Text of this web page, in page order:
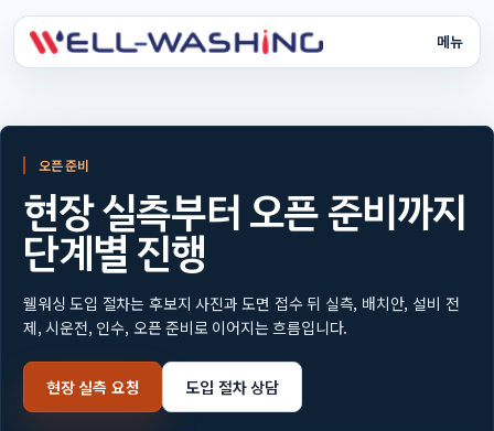
메뉴
장비
운영 시스템
도입 비용
사례 회사
오픈 준비
현장 실측부터 오픈 준비까지
단계별 진행
웰워싱 도입 절차는 후보지 사진과 도면 접수 뒤 실측, 배치안, 설비 전
제, 시운전, 인수, 오픈 준비로 이어지는 흐름입니다.
현장 실측 요청 도입 절차 상담